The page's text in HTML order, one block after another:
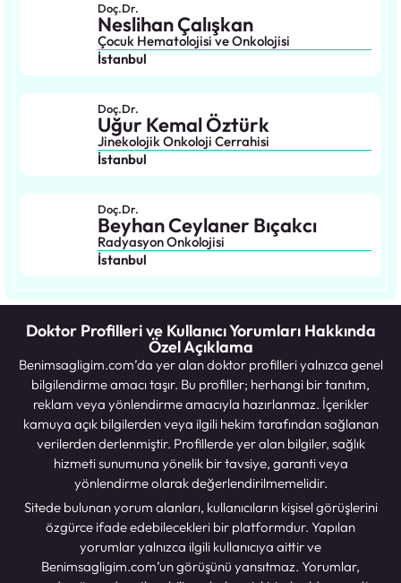
Doç.Dr.
Neslihan Çalışkan
Çocuk Hematolojisi ve Onkolojisi
İstanbul
Doç.Dr.
Uğur Kemal Öztürk
Jinekolojik Onkoloji Cerrahisi
İstanbul
Doç.Dr.
Beyhan Ceylaner Bıçakcı
Radyasyon Onkolojisi
İstanbul
Doktor Profilleri ve Kullanıcı Yorumları Hakkında
Özel Açıklama
Benimsagligim.com’da yer alan doktor profilleri yalnızca genel
bilgilendirme amacı taşır. Bu profiller; herhangi bir tanıtım,
reklam veya yönlendirme amacıyla hazırlanmaz. İçerikler
kamuya açık bilgilerden veya ilgili hekim tarafından sağlanan
verilerden derlenmiştir. Profillerde yer alan bilgiler, sağlık
hizmeti sunumuna yönelik bir tavsiye, garanti veya
yönlendirme olarak değerlendirilmemelidir.
Sitede bulunan yorum alanları, kullanıcıların kişisel görüşlerini
özgürce ifade edebilecekleri bir platformdur. Yapılan
yorumlar yalnızca ilgili kullanıcıya aittir ve
Benimsagligim.com’un görüşünü yansıtmaz. Yorumlar,